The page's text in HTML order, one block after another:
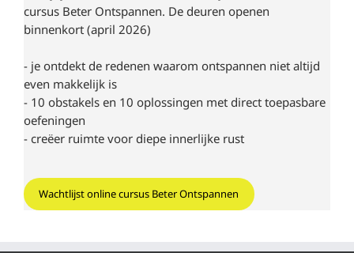
cursus Beter Ontspannen. De deuren openen
binnenkort (april 2026)
- je ontdekt de redenen waarom ontspannen niet altijd
even makkelijk is
- 10 obstakels en 10 oplossingen met direct toepasbare
oefeningen
- creëer ruimte voor diepe innerlijke rust
Wachtlijst online cursus Beter Ontspannen